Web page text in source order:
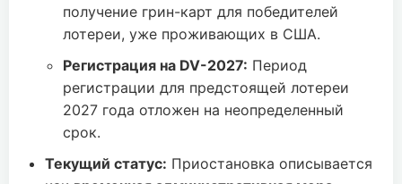
получение грин-карт для победителей
лотереи, уже проживающих в США.
Регистрация на DV-2027: Период
регистрации для предстоящей лотереи
2027 года отложен на неопределенный
срок.
Текущий статус: Приостановка описывается